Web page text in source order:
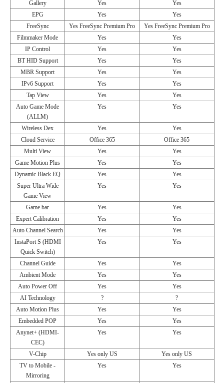
Gallery
Yes
Yes
EPG
Yes
Yes
FreeSync
Yes FreeSync Premium Pro
Yes FreeSync Premium Pro
Filmmaker Mode
Yes
Yes
IP Control
Yes
Yes
BT HID Support
Yes
Yes
MBR Support
Yes
Yes
IPv6 Support
Yes
Yes
Tap View
Yes
Yes
Auto Game Mode
(ALLM)
Yes Yes
Wireless Dex Yes
Yes
Cloud Service
Office 365
Office 365
Multi View
Yes
Yes
Game Motion Plus
Yes
Yes
Dynamic Black EQ
Yes
Yes
Super Ultra Wide
Game View
Yes Yes
Game bar Yes
Yes
Expert Calibration
Yes
Yes
Auto Channel Search
Yes
Yes
InstaPort S (HDMI
Quick Switch)
Yes Yes
Channel Guide Yes
Yes
Ambient Mode
Yes
Yes
Auto Power Off
Yes
Yes
AI Technology
?
?
Auto Motion Plus
Yes
Yes
Embedded POP
Yes
Yes
Anynet+ (HDMI-
CEC)
Yes Yes
V-Chip Yes only US
Yes only US
TV to Mobile -
Mirroring
Yes Yes